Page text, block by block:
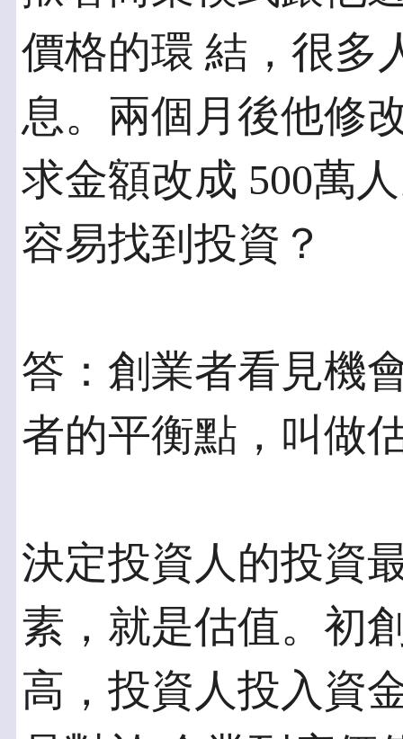
價格的環 結，很多
息。兩個月後他修
求金額改成 500萬
容易找到投資？
答：創業者看見機
者的平衡點，叫做
決定投資人的投資
素，就是估值。初
高，投資人投入資